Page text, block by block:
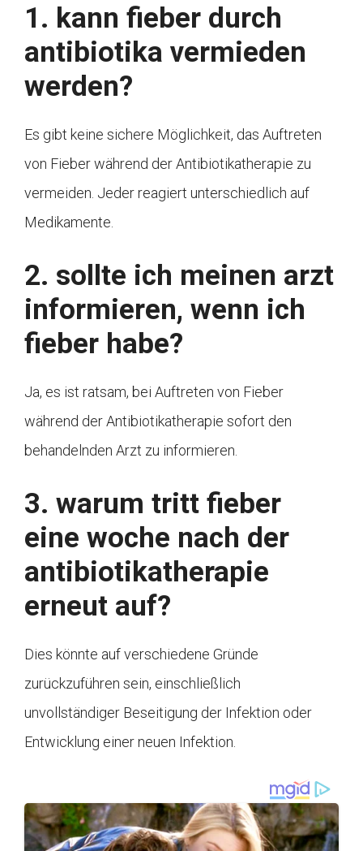
1. kann fieber durch
antibiotika vermieden
werden?
Es gibt keine sichere Möglichkeit, das Auftreten
von Fieber während der Antibiotikatherapie zu
vermeiden. Jeder reagiert unterschiedlich auf
Medikamente.
2. sollte ich meinen arzt
informieren, wenn ich
fieber habe?
Ja, es ist ratsam, bei Auftreten von Fieber
während der Antibiotikatherapie sofort den
behandelnden Arzt zu informieren.
3. warum tritt fieber
eine woche nach der
antibiotikatherapie
erneut auf?
Dies könnte auf verschiedene Gründe
zurückzuführen sein, einschließlich
unvollständiger Beseitigung der Infektion oder
Entwicklung einer neuen Infektion.